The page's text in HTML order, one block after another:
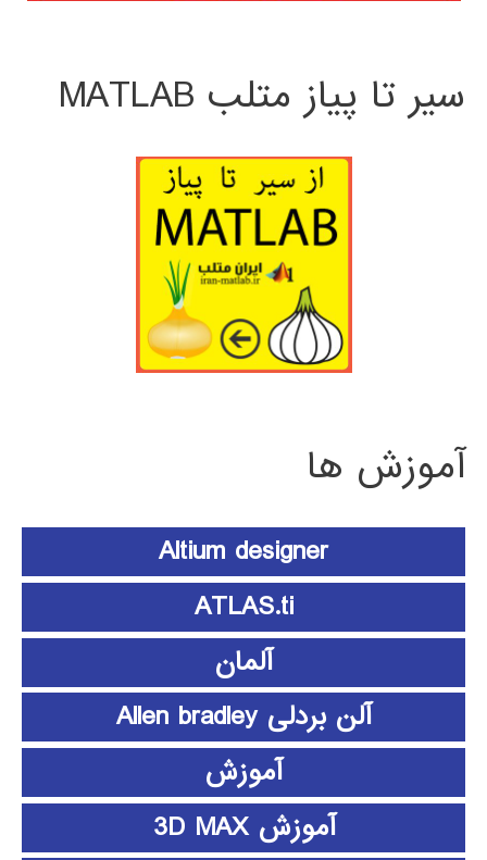
سیر تا پیاز متلب MATLAB
آموزش ها
Altium designer
ATLAS.ti
آلمان
آلن بردلی Allen bradley
آموزش
آموزش 3D MAX